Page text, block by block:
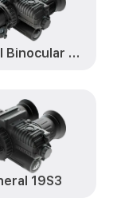
логики
General
General
General Binocular 25S6
19S3